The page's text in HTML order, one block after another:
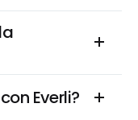
Everli?